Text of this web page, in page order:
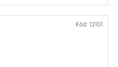
Kód: 12101